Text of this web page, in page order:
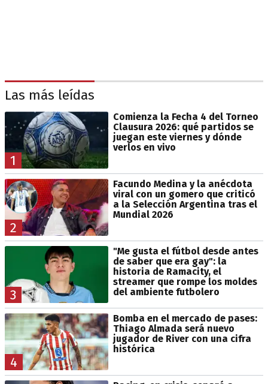
Las más leídas
1
Comienza la Fecha 4 del Torneo
Clausura 2026: qué partidos se
juegan este viernes y dónde
verlos en vivo
2
Facundo Medina y la anécdota
viral con un gomero que criticó
a la Selección Argentina tras el
Mundial 2026
3
"Me gusta el fútbol desde antes
de saber que era gay": la
historia de Ramacity, el
streamer que rompe los moldes
del ambiente futbolero
4
Bomba en el mercado de pases:
Thiago Almada será nuevo
jugador de River con una cifra
histórica